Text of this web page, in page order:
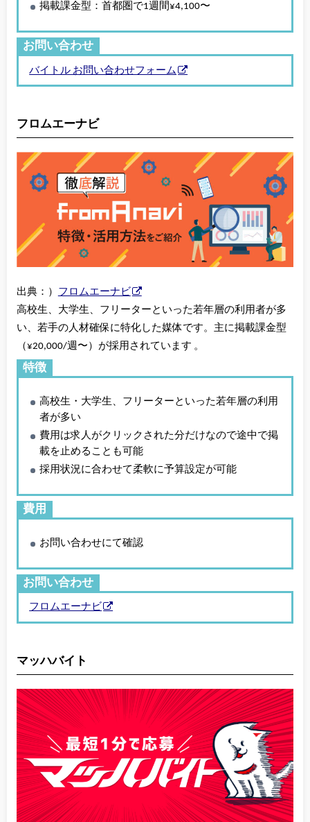
掲載課金型：首都圏で1週間¥4,100〜
お問い合わせ
バイトル お問い合わせフォーム
フロムエーナビ
出典：） フロムエーナビ
高校生、大学生、フリーターといった若年層の利用者が多
い、若手の人材確保に特化した媒体です。主に掲載課金型
（¥20,000/週〜）が採用されています 。
特徴
高校生・大学生、フリーターといった若年層の利用
者が多い
費用は求人がクリックされた分だけなので途中で掲
載を止めることも可能
採用状況に合わせて柔軟に予算設定が可能
費用
お問い合わせにて確認
お問い合わせ
フロムエーナビ
マッハバイト